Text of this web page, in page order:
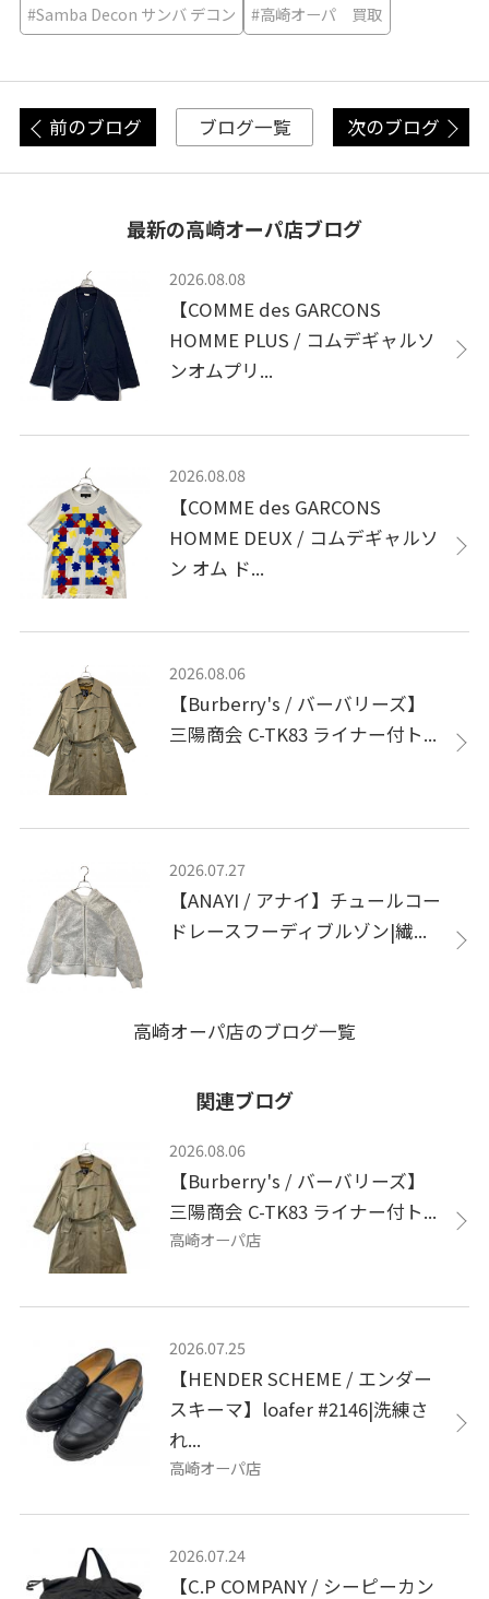
#Samba Decon サンバ デコン #高崎オーパ 買取
前のブログ ブログ一覧 次のブログ
最新の高崎オーパ店ブログ
2026.08.08
【COMME des GARCONS
HOMME PLUS / コムデギャルソ
ンオムプリ...
2026.08.08
【COMME des GARCONS
HOMME DEUX / コムデギャルソ
ン オム ド...
2026.08.06
【Burberry's / バーバリーズ】
三陽商会 C-TK83 ライナー付ト...
2026.07.27
【ANAYI / アナイ】チュールコー
ドレースフーディブルゾン|繊...
高崎オーパ店のブログ一覧
関連ブログ
2026.08.06
【Burberry's / バーバリーズ】
三陽商会 C-TK83 ライナー付ト...
高崎オーパ店
2026.07.25
【HENDER SCHEME / エンダー
スキーマ】loafer #2146|洗練さ
れ...
高崎オーパ店
2026.07.24
【C.P COMPANY / シーピーカン